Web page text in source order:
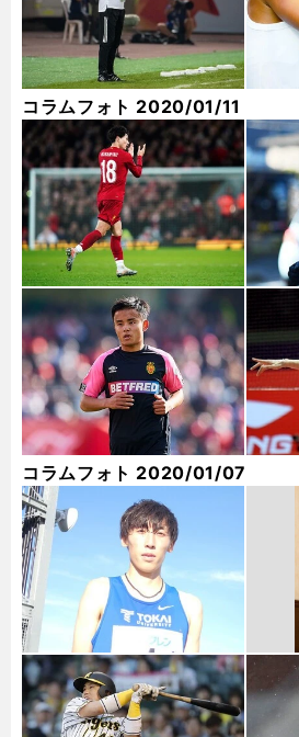
コラムフォト 2020/01/11
コラムフォト 2020/01/07